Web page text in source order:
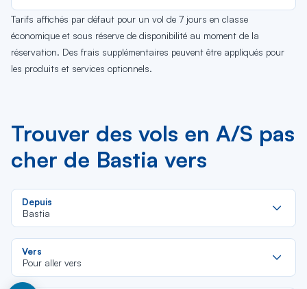
Tarifs affichés par défaut pour un vol de 7 jours en classe
économique et sous réserve de disponibilité au moment de la
réservation. Des frais supplémentaires peuvent être appliqués pour
les produits et services optionnels.
Trouver des vols en A/S pas
cher de Bastia vers
Depuis
Bastia
Vers
Pour aller vers